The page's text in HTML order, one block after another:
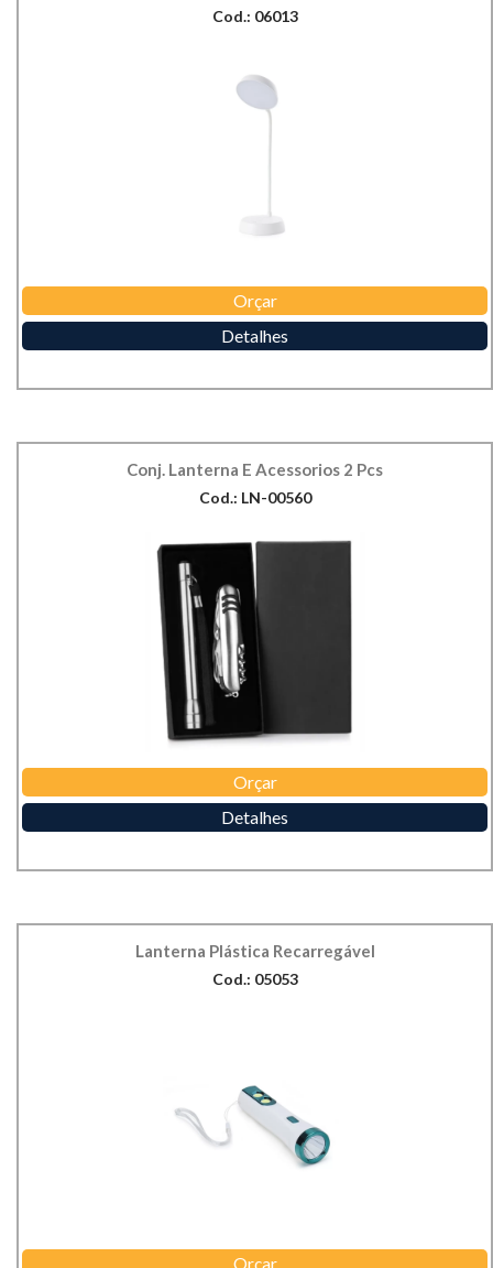
Cod.: 06013
Orçar
Detalhes
Conj. Lanterna E Acessorios 2 Pcs
Cod.: LN-00560
Orçar
Detalhes
Lanterna Plástica Recarregável
Cod.: 05053
Orçar